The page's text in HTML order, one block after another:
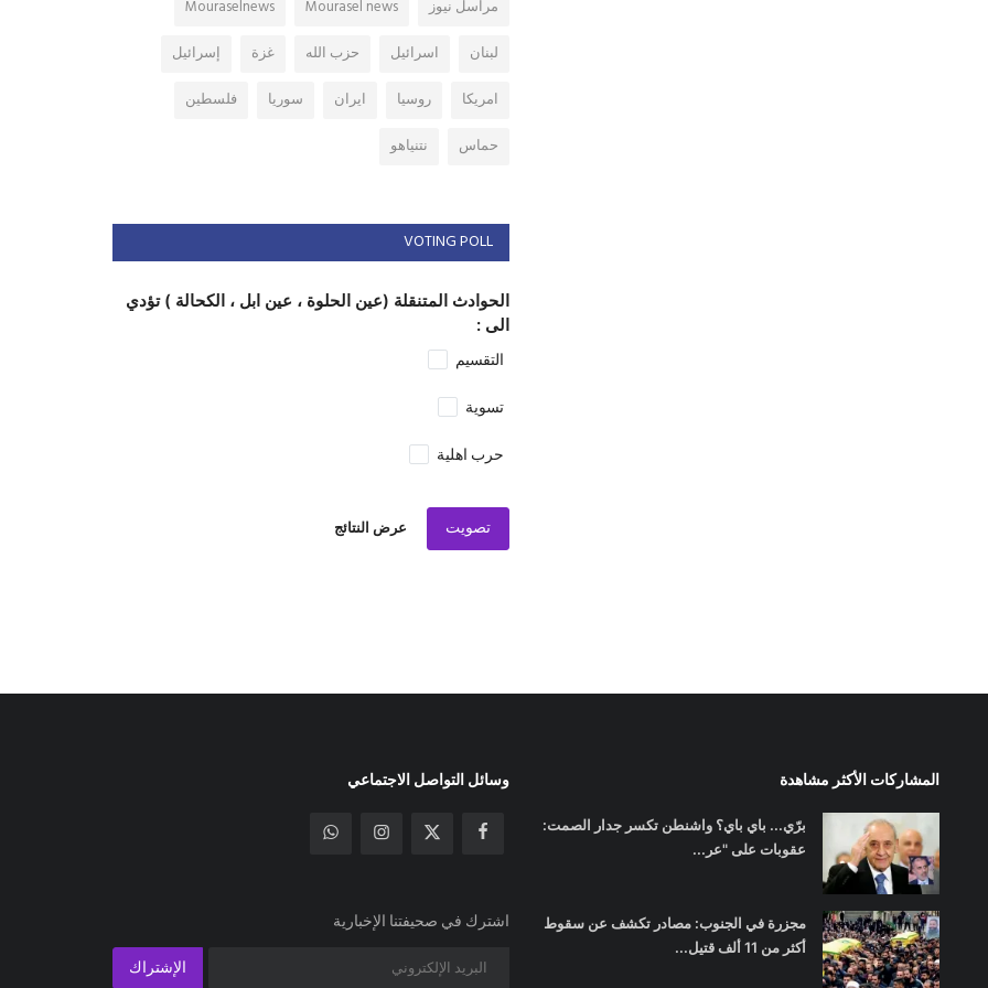
مراسل نيوز Mourasel news
Mouraselnews
لبنان
اسرائيل حزب الله غزة
إسرائيل
امريكا
روسيا ايران سوريا
فلسطين
حماس
نتنياهو
VOTING POLL
الحوادث المتنقلة (عين الحلوة ، عين ابل ، الكحالة ) تؤدي
الى :
التقسيم
تسوية
حرب اهلية
تصويت عرض النتائج
المشاركات الأكثر مشاهدة
برّي... باي باي؟ واشنطن تكسر جدار الصمت:
عقوبات على "عر...
مجزرة في الجنوب: مصادر تكشف عن سقوط
أكثر من 11 ألف قتيل...
وسائل التواصل الاجتماعي
اشترك في صحيفتنا الإخبارية
الإشتراك